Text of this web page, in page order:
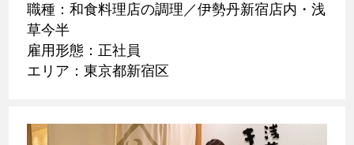
職種：和食料理店の調理／伊勢丹新宿店内・浅
草今半
雇用形態：正社員
エリア：東京都新宿区